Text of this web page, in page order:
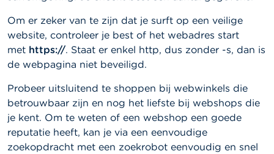
Om er zeker van te zijn dat je surft op een veilige
website, controleer je best of het webadres start
met https://. Staat er enkel http, dus zonder -s, dan is
de webpagina niet beveiligd.
Probeer uitsluitend te shoppen bij webwinkels die
betrouwbaar zijn en nog het liefste bij webshops die
je kent. Om te weten of een webshop een goede
reputatie heeft, kan je via een eenvoudige
zoekopdracht met een zoekrobot eenvoudig en snel